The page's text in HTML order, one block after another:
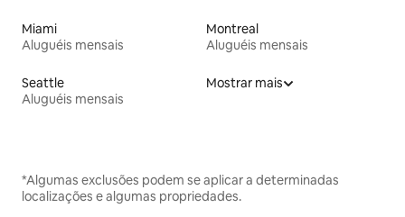
Miami
Aluguéis mensais
Montreal
Aluguéis mensais
Seattle
Aluguéis mensais
Mostrar mais
*Algumas exclusões podem se aplicar a determinadas
localizações e algumas propriedades.